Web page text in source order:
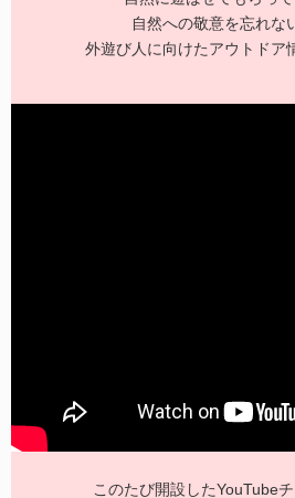
自然への敬意を忘れな
外遊び人に向けたアウトドア
このたび開設したYouTubeチ